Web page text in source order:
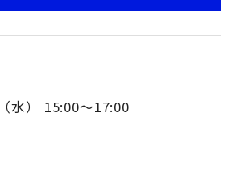
水） 15:00～17:00